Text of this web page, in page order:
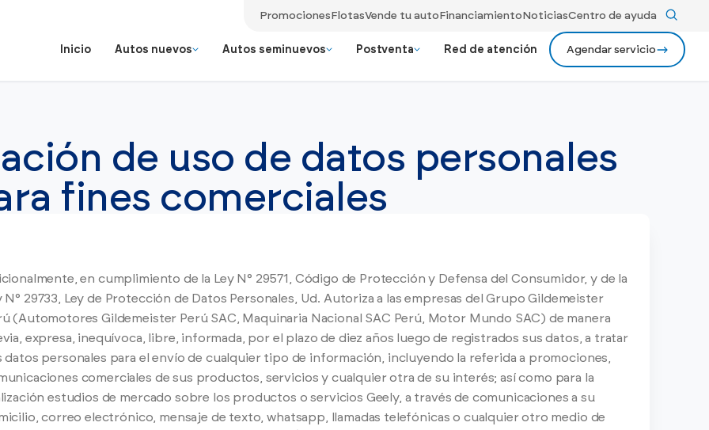
Promociones FlotasVende tu auto Financiamiento NoticiasCentro de ayuda
Inicio Autos nuevos Autos seminuevos Postventa Red de atención Agendar servicio
Ver todos los
modelos
Ver todos los
modelos
y la
Ver más
Vehículos seleccionados bajo rigurosos criterios
de exclusividad y rendimiento.
Ver más
Mobile Service
Accesorios
Ver todos los servicios
Recojo y entrega a domicilio
Ver todos los beneficios
de uso de datos personales
fines comerciales
en cumplimiento de la Ley N° 29571, Código de Protección y Defensa del Consumidor, y de la
N° 29733, Ley de Protección de Datos Personales, Ud. Autoriza a las empresas del Grupo Gildemeister
(Automotores Gildemeister Perú SAC, Maquinaria Nacional SAC Perú, Motor Mundo SAC) de manera
expresa, inequívoca, libre, informada, por el plazo de diez años luego de registrados sus datos, a tratar
datos personales para el envío de cualquier tipo de información, incluyendo la referida a promociones,
comerciales de sus productos, servicios y cualquier otra de su interés; así como para la
estudios de mercado sobre los productos o servicios Geely, a través de comunicaciones a su
correo electrónico, mensaje de texto, whatsapp, llamadas telefónicas o cualquier otro medio de